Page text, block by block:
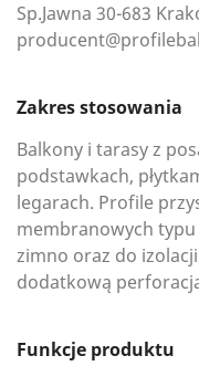
Sp.Jawna 30-683
Zakres stosowania
Balkony i tarasy z
podstawkach,
legarach. Profile
membranowych typu
zimno oraz do
dodatkową
Funkcje produktu